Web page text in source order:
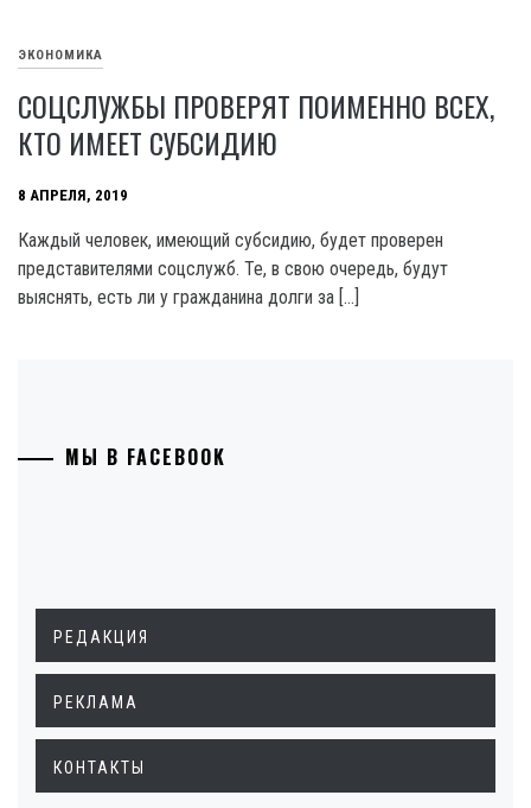
ЭКОНОМИКА
СОЦСЛУЖБЫ ПРОВЕРЯТ ПОИМЕННО ВСЕХ,
КТО ИМЕЕТ СУБСИДИЮ
8 АПРЕЛЯ, 2019
Каждый человек, имеющий субсидию, будет проверен
представителями соцслужб. Те, в свою очередь, будут
выяснять, есть ли у гражданина долги за […]
МЫ В FACEBOOK
РЕДАКЦИЯ
РЕКЛАМА
КОНТАКТЫ